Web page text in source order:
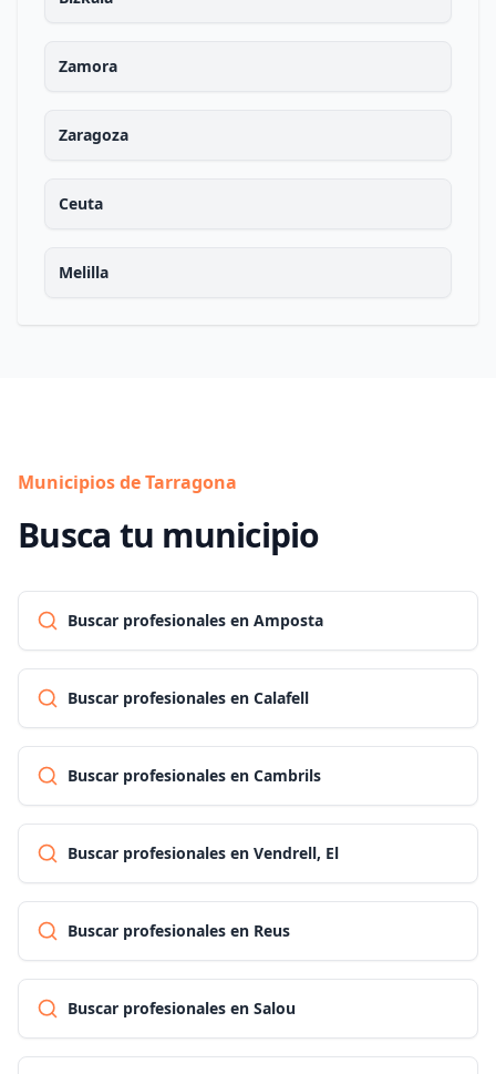
Zamora
Zaragoza
Ceuta
Melilla
Municipios de Tarragona
Busca tu municipio
Buscar profesionales en Amposta
Buscar profesionales en Calafell
Buscar profesionales en Cambrils
Buscar profesionales en Vendrell, El
Buscar profesionales en Reus
Buscar profesionales en Salou